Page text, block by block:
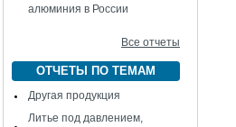
алюминия в России
Все отчеты
ОТЧЕТЫ ПО ТЕМАМ
Другая продукция
Литье под давлением,